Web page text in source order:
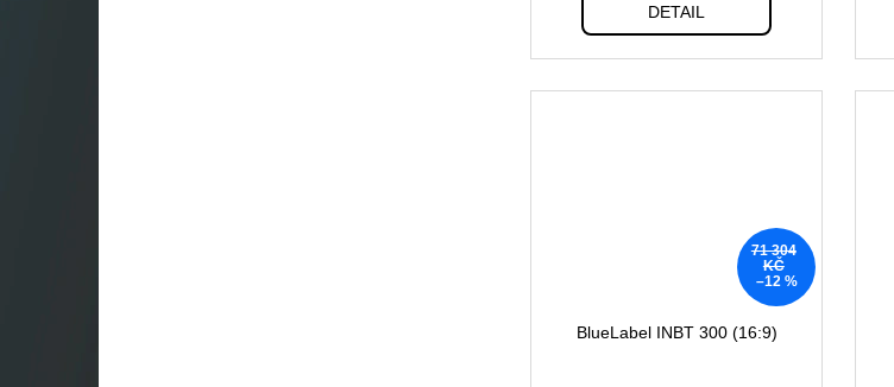
DETAIL
71 304
KČ
–12 %
BlueLabel INBT 300 (16:9)